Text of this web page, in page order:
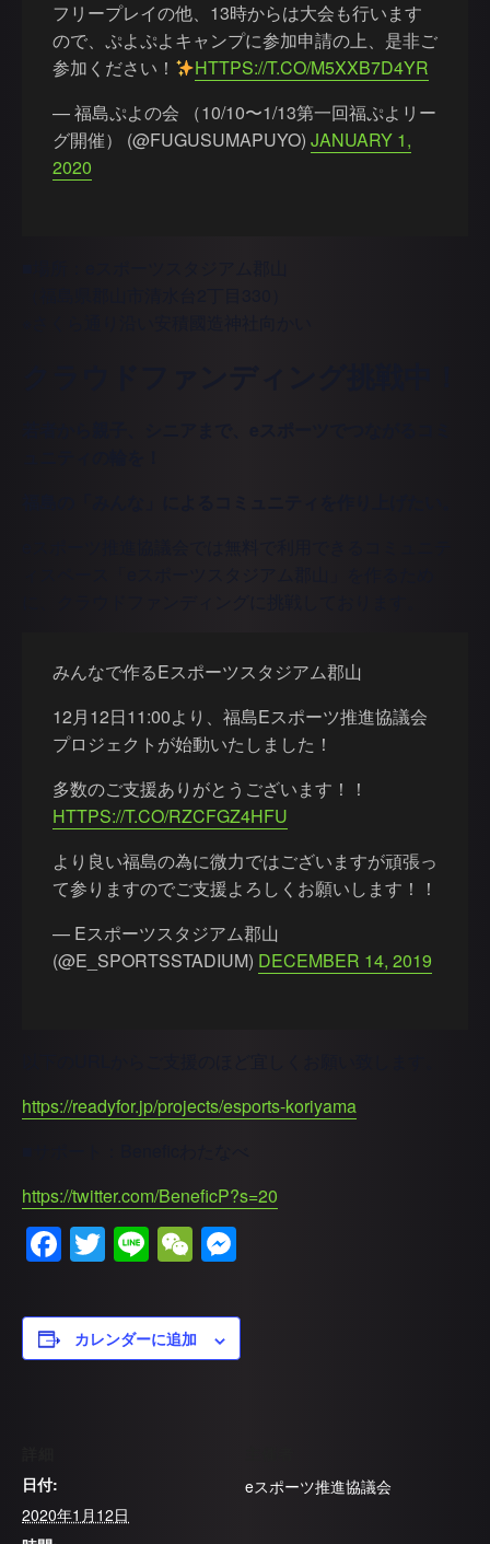
フリープレイの他、13時からは大会も行います
ので、ぷよぷよキャンプに参加申請の上、是非ご
参加ください！
HTTPS://T.CO/M5XXB7D4YR
— 福島ぷよの会 （10/10〜1/13第一回福ぷよリー
グ開催） (@FUGUSUMAPUYO) JANUARY 1,
2020
みんなで作るEスポーツスタジアム郡山
12月12日11:00より、福島Eスポーツ推進協議会
プロジェクトが始動いたしました！
多数のご支援ありがとうございます！！
HTTPS://T.CO/RZCFGZ4HFU
より良い福島の為に微力ではございますが頑張っ
て参りますのでご支援よろしくお願いします！！
— Eスポーツスタジアム郡山
(@E_SPORTSSTADIUM) DECEMBER 14, 2019
https://readyfor.jp/projects/esports-koriyama
https://twitter.com/BeneficP?s=20
Facebook
Twitter
LineWeChat
カレンダーに追加
日付:
2020年1月12日
eスポーツ推進協議会